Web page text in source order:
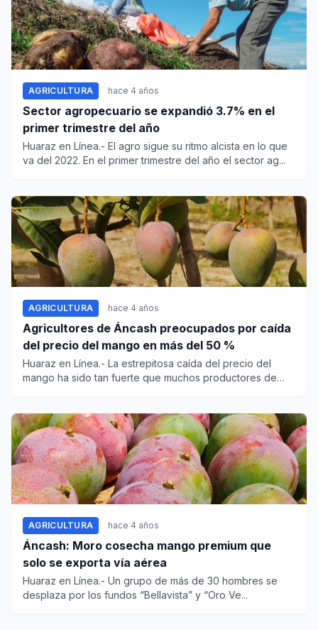
AGRICULTURA hace 4 años
Sector agropecuario se expandió 3.7% en el
primer trimestre del año
Huaraz en Línea.- El agro sigue su ritmo alcista en lo que
va del 2022. En el primer trimestre del año el sector ag...
AGRICULTURA hace 4 años
Agricultores de Áncash preocupados por caída
del precio del mango en más del 50 %
Huaraz en Línea.- La estrepitosa caída del precio del
mango ha sido tan fuerte que muchos productores de
AGRICULTURA hace 4 años
Áncash: Moro cosecha mango premium que
solo se exporta vía aérea
Huaraz en Línea.- Un grupo de más de 30 hombres se
desplaza por los fundos “Bellavista” y “Oro Ve...